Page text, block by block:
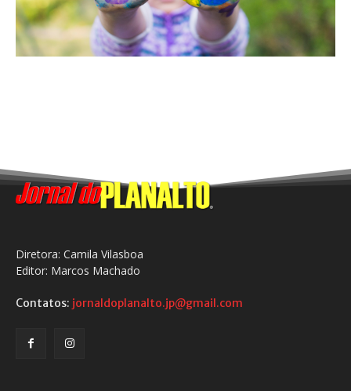
Diretora: Camila Vilasboa
Editor: Marcos Machado
Contatos: jornaldoplanalto.jp@gmail.com